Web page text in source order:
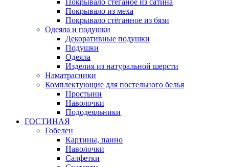
Покрывало стеганое из сатина
Покрывало из меха
Покрывало стёганное из бязи
Одеяла и подушки
Декоративные подушки
Подушки
Одеяла
Изделия из натуральной шерсти
Наматраcники
Комплектующие для постельного белья
Простыни
Наволочки
Пододеяльники
ГОСТИНАЯ
Гобелен
Картины, панно
Наволочки
Салфетки